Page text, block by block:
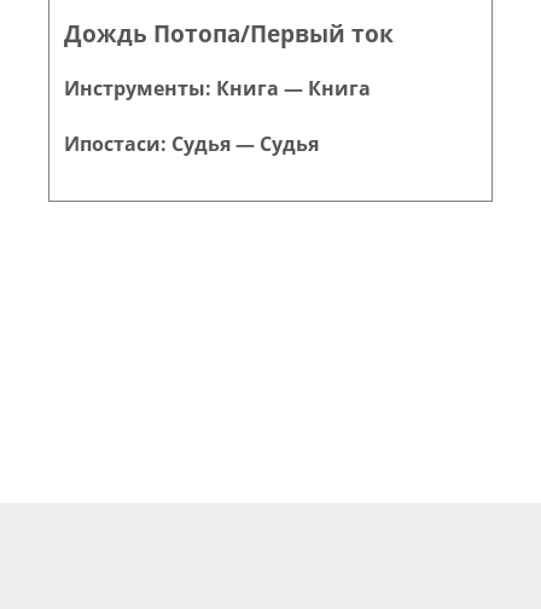
Дождь Потопа/Первый ток
Инструменты: Книга — Книга
Ипостаси: Судья — Судья